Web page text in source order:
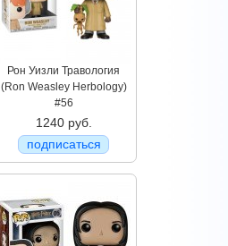
Рон Уизли Травология
(Ron Weasley Herbology)
#56
1240 руб.
подписаться